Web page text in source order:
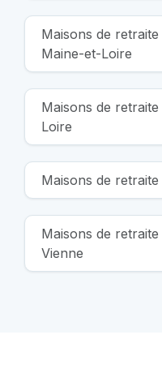
Maisons de
Maine-et-Loire
Maisons de
Loire
Maisons de
Maisons de
Vienne